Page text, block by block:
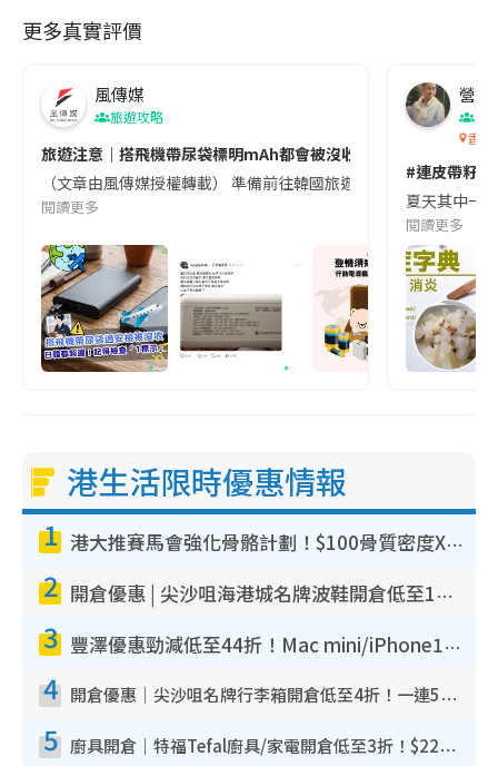
更多真實評價
風傳媒
旅遊攻略
旅遊注意｜搭飛機帶尿袋標明mAh都會被沒收😱出發前切記檢查
（文章由風傳媒授權轉載） 準備前往韓國旅遊的民眾，近期要
閱讀更多
營養
香港
#連皮帶籽
夏天其中一
閱讀更多
港生活限時優惠情報
1 港大推賽馬會強化骨骼計劃！$100骨質密度X光檢查 完成免費運動訓練送超市禮券！附參加資格
2 開倉優惠 | 尖沙咀海港城名牌波鞋開倉低至1折！On鞋$899起／Joy&Peace鞋履$98起
3 豐澤優惠勁減低至44折！Mac mini/iPhone17Pro大減價！廚房家電$220起
4 開倉優惠｜尖沙咀名牌行李箱開倉低至4折！一連5日 American Tourister/ace./Hallmark $200起！
5 廚具開倉｜特福Tefal廚具/家電開倉低至3折！$220起買平底鍋/炒鑊/湯煲！電飯煲/吸塵機/燙斗$418起